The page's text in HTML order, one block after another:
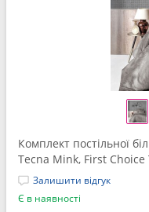
Комплект постільної
Tecna Mink, First
Залишити відгук
Є в наявності